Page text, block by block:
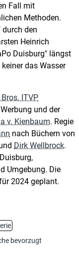
Fall mit
Methoden.
durch den
Heinrich
Duisburg" längst
das Wasser
ITVP
und der
v. Kienbaum. Regie
nach Büchern von
Dirk Wellbrock.
Umgebung. Die
2024 geplant.
bevorzugt